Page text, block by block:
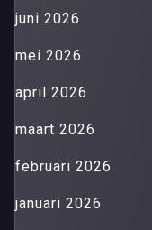
juni 2026
mei 2026
april 2026
maart 2026
februari 2026
januari 2026